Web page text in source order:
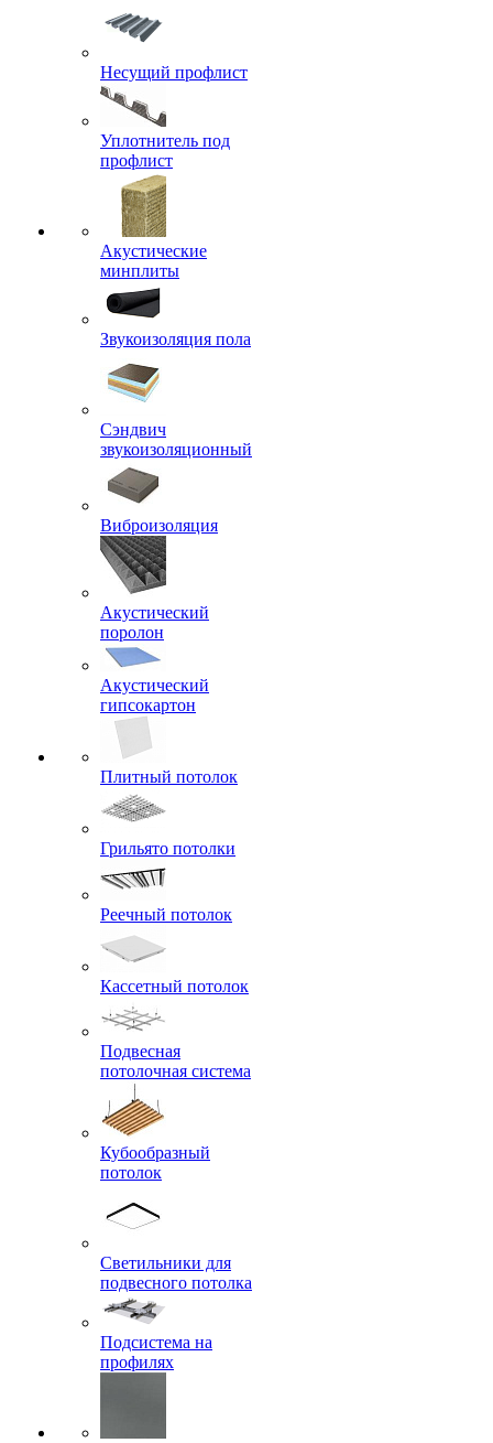
Несущий профлист
Уплотнитель под
профлист
Акустические
минплиты
Звукоизоляция пола
Сэндвич
звукоизоляционный
Виброизоляция
Акустический
поролон
Акустический
гипсокартон
Плитный потолок
Грильято потолки
Реечный потолок
Кассетный потолок
Подвесная
потолочная система
Кубообразный
потолок
Светильники для
подвесного потолка
Подсистема на
профилях